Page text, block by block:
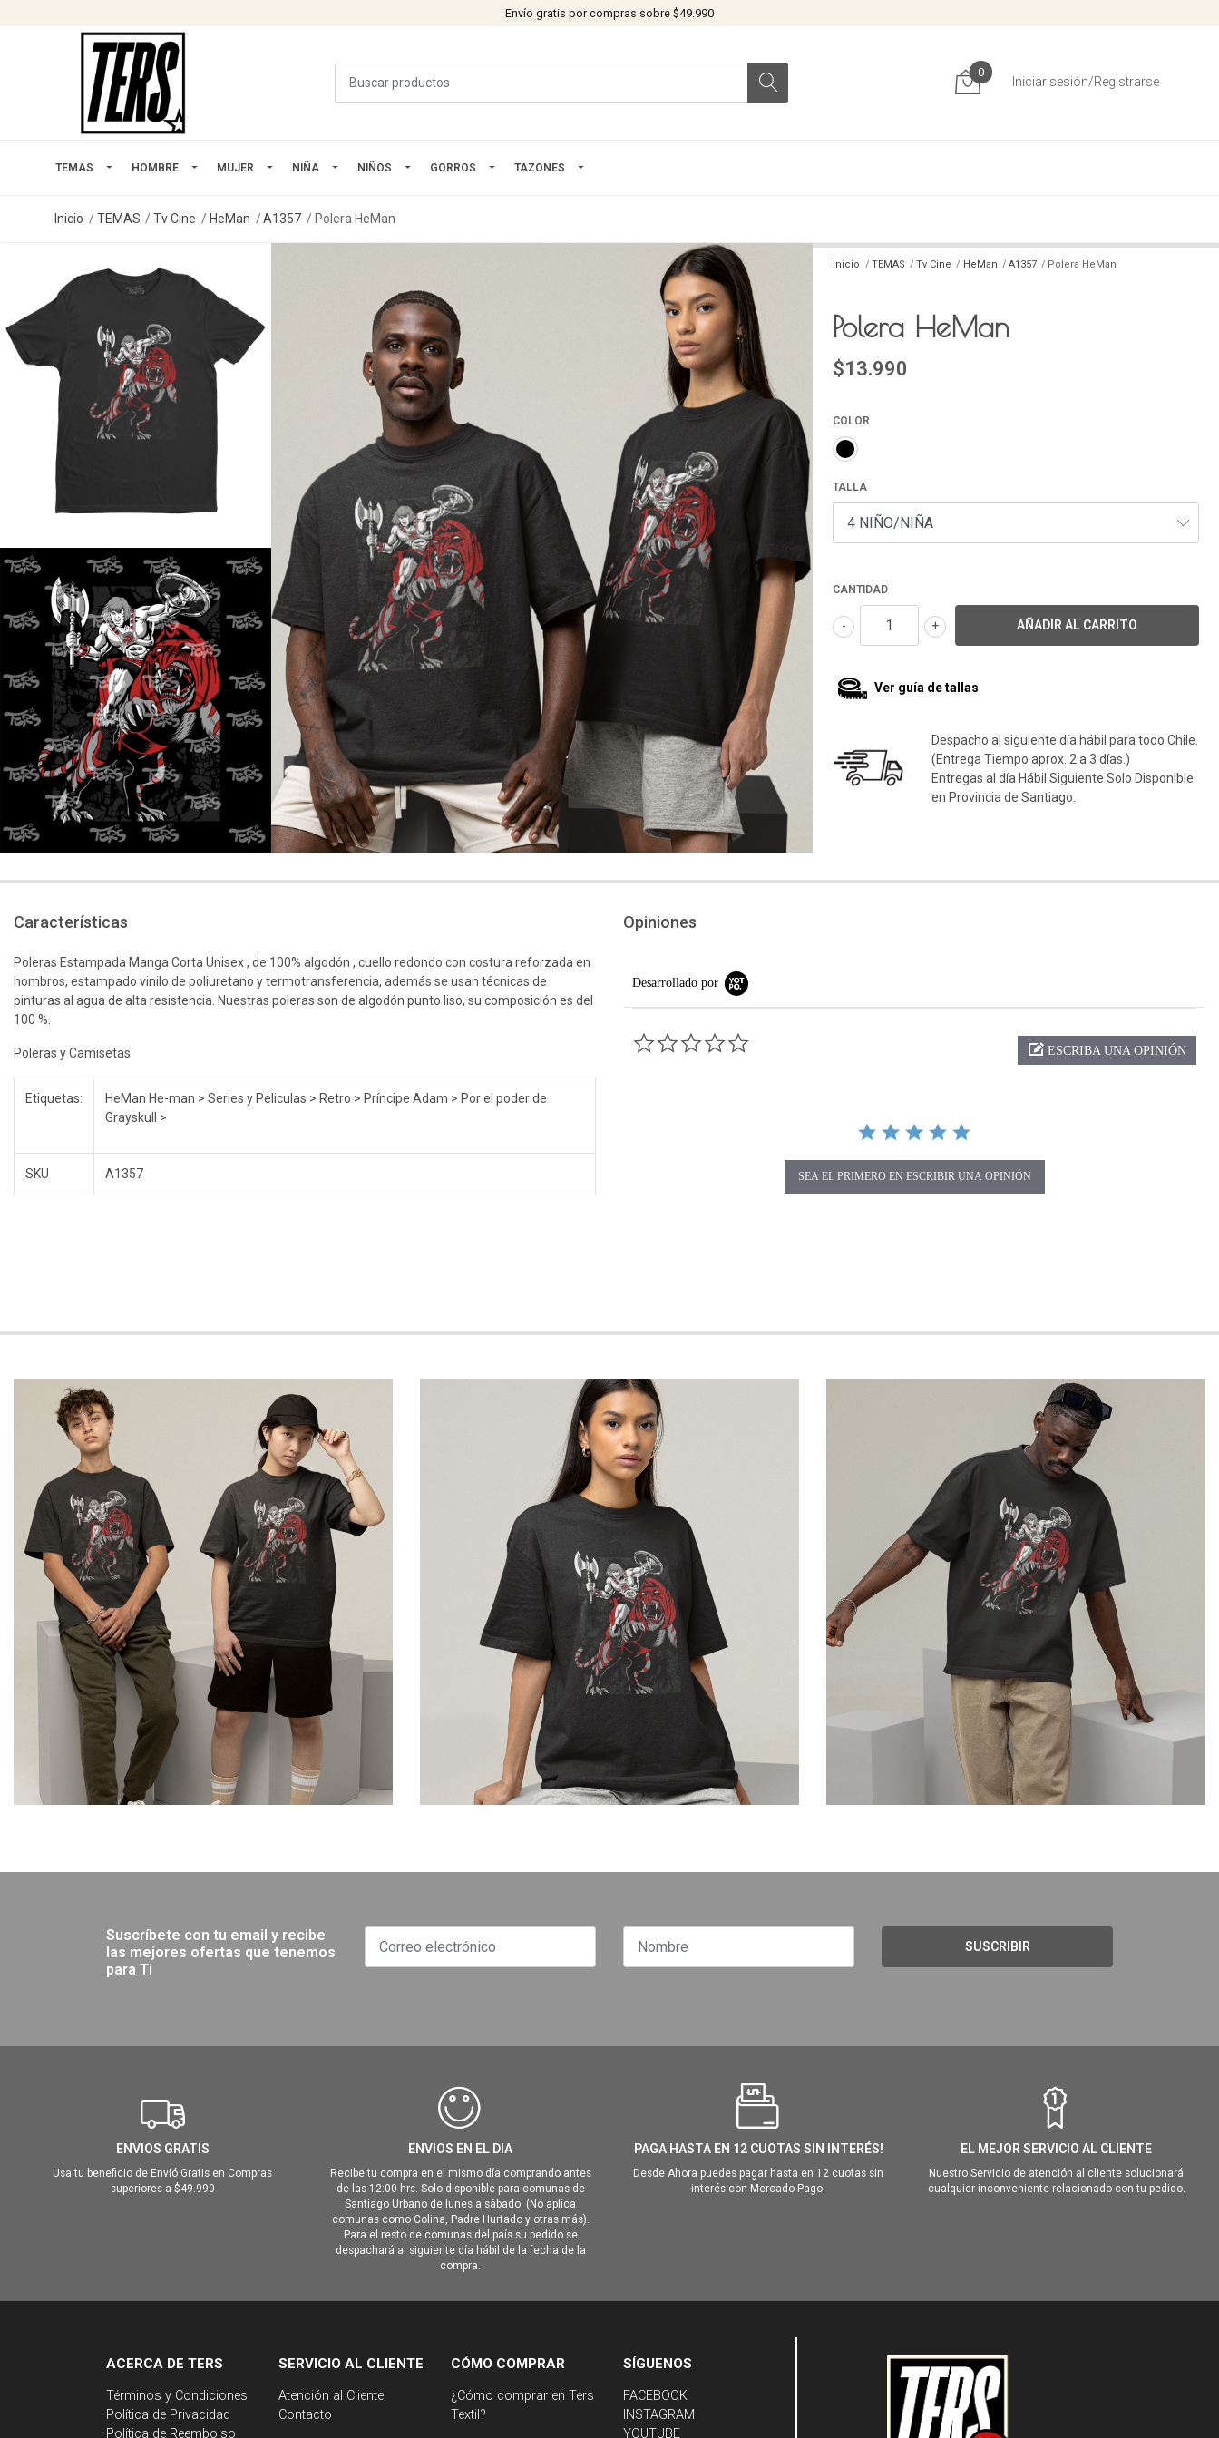
Envío gratis por compras sobre $49.990
0
Iniciar sesión/Registrarse
TEMAS HOMBRE MUJER NIÑA NIÑOS GORROS TAZONES
Inicio TEMAS Tv Cine HeMan A1357 Polera HeMan
Inicio TEMAS Tv Cine HeMan A1357 Polera HeMan
Polera HeMan
$13.990
COLOR
TALLA
CANTIDAD
+
-
Ver guía de tallas
Despacho al siguiente día hábil para todo Chile.
(Entrega Tiempo aprox. 2 a 3 días.)
Entregas al día Hábil Siguiente Solo Disponible
en Provincia de Santiago.
Características
Poleras Estampada Manga Corta Unisex , de 100% algodón , cuello redondo con costura reforzada en
hombros, estampado vinilo de poliuretano y termotransferencia, además se usan técnicas de
pinturas al agua de alta resistencia. Nuestras poleras son de algodón punto liso, su composición es del
100 %.
Poleras y Camisetas
Etiquetas:
HeMan He-man > Series y Peliculas > Retro > Príncipe Adam > Por el poder de
Grayskull >
SKU A1357
Opiniones
Desarrollado por
ESCRIBA UNA OPINIÓN
SEA EL PRIMERO EN ESCRIBIR UNA OPINIÓN
Suscríbete con tu email y recibe
las mejores ofertas que tenemos
para Ti
SUSCRIBIR
ENVIOS GRATIS
Usa tu beneficio de Envió Gratis en Compras
superiores a $49.990
ENVIOS EN EL DIA
Recibe tu compra en el mismo día comprando antes
de las 12:00 hrs. Solo disponible para comunas de
Santiago Urbano de lunes a sábado. (No aplica
comunas como Colina, Padre Hurtado y otras más).
Para el resto de comunas del país su pedido se
despachará al siguiente día hábil de la fecha de la
compra.
PAGA HASTA EN 12 CUOTAS SIN INTERÉS!
Desde Ahora puedes pagar hasta en 12 cuotas sin
interés con Mercado Pago.
EL MEJOR SERVICIO AL CLIENTE
Nuestro Servicio de atención al cliente solucionará
cualquier inconveniente relacionado con tu pedido.
ACERCA DE TERS
Términos y Condiciones
Política de Privacidad
Política de Reembolso
SERVICIO AL CLIENTE
Atención al Cliente
Contacto
CÓMO COMPRAR
¿Cómo comprar en Ters
Textil?
SÍGUENOS
FACEBOOK
INSTAGRAM
YOUTUBE